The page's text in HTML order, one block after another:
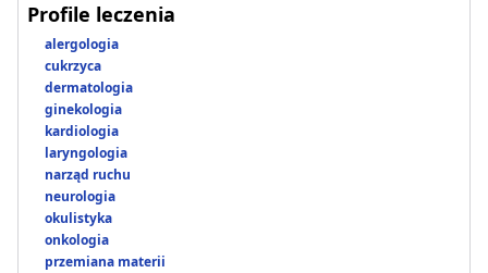
Profile leczenia
alergologia
cukrzyca
dermatologia
ginekologia
kardiologia
laryngologia
narząd ruchu
neurologia
okulistyka
onkologia
przemiana materii